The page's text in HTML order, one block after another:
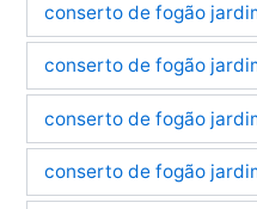
conserto de fogão
conserto de fogão
conserto de fogão
conserto de fogão